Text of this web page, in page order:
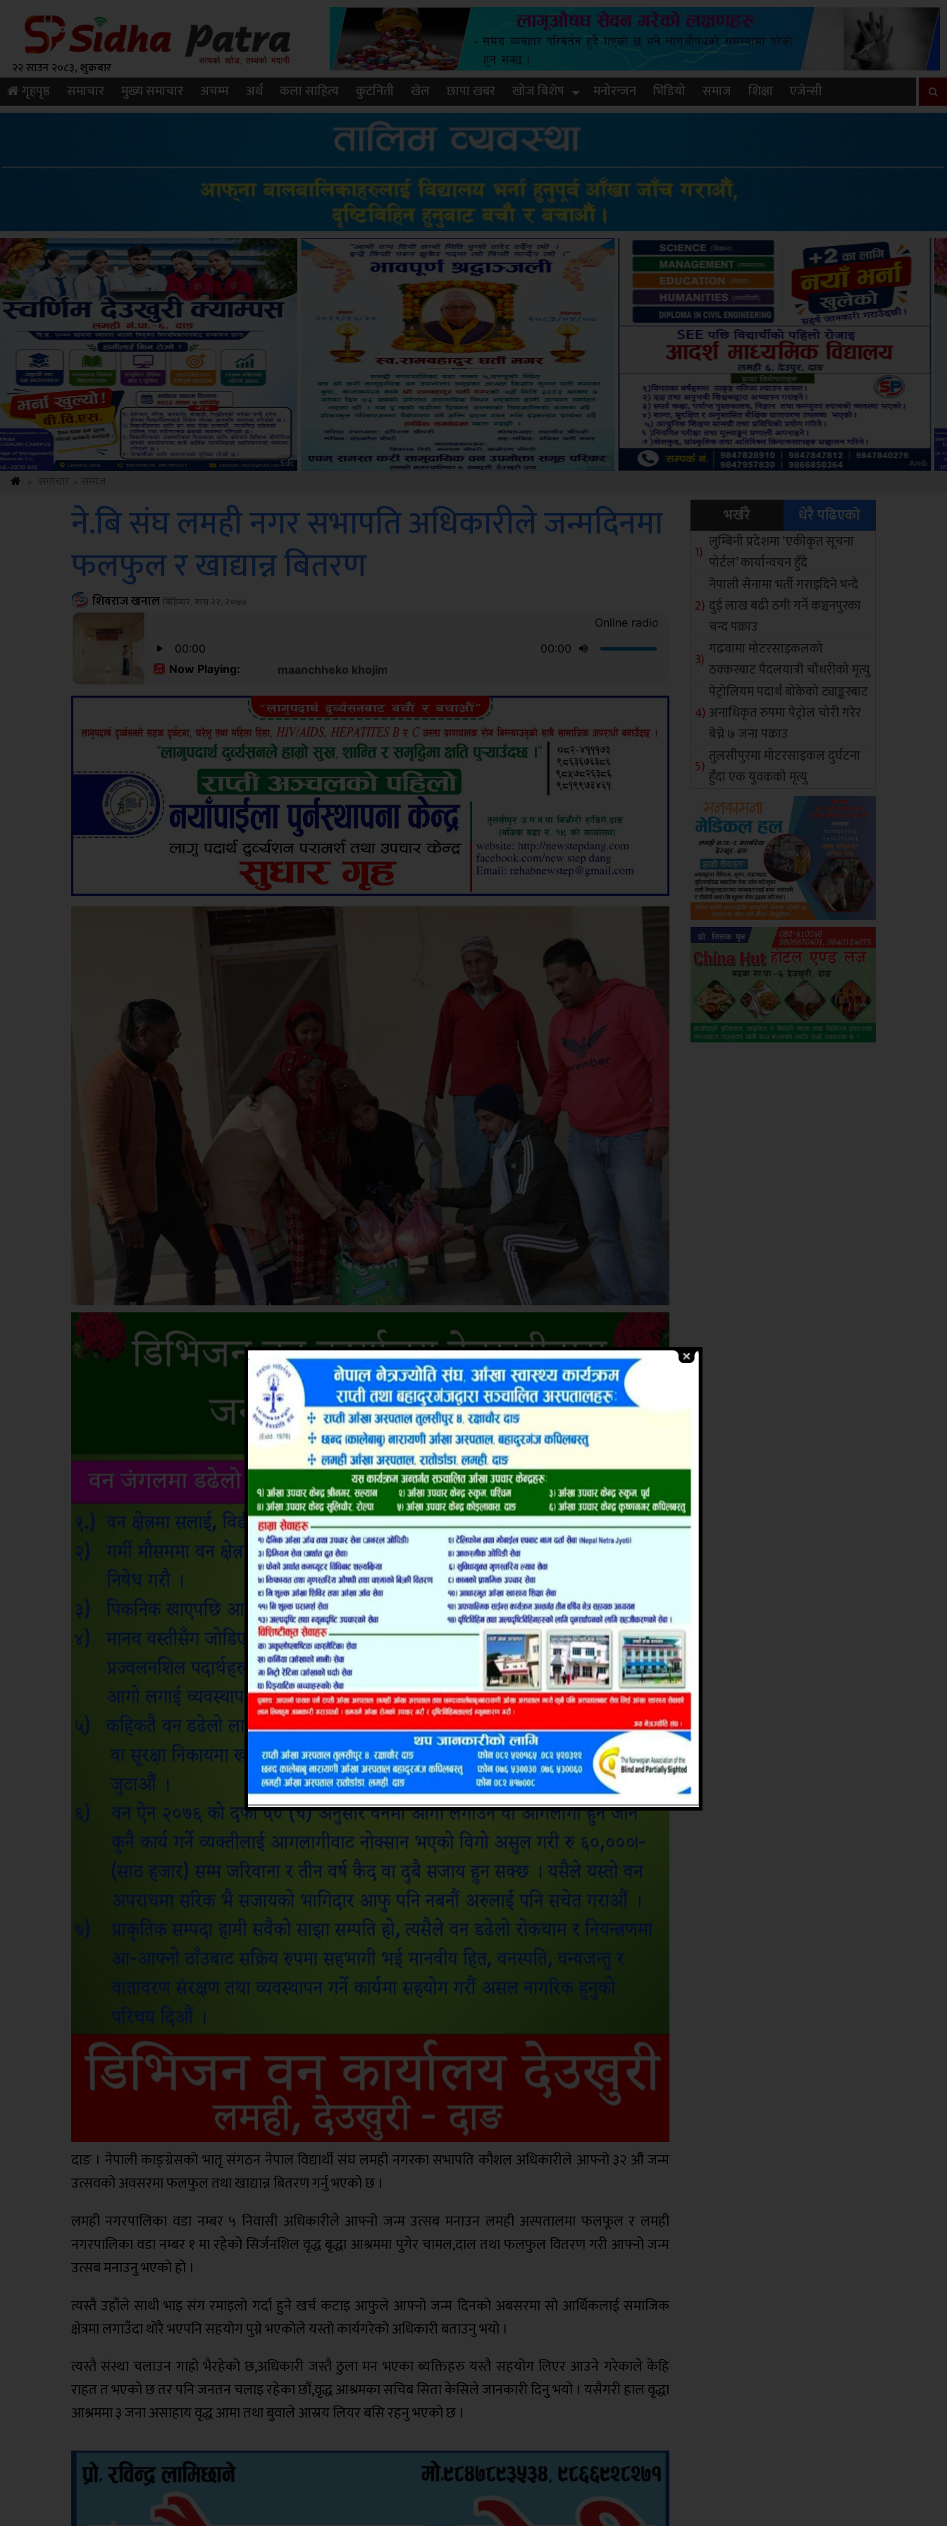
२२ साउन २०८३, शुक्रबार
गृहपृष्ठ समाचार मुख्य समाचार अचम्म अर्थ कला साहित्य कुटनिती खेल छापा खबर खोज बिशेष मनोरन्जन भिडियो समाज शिक्षा एजेन्सी
ksbus Sdc
ने.बि संघ लमही नगर सभापति अधिकारीले जन्मदिनमा
फलफुल र खाद्यान्न बितरण
शिवराज खनालबिहिबार, माघ २२, २०७७
दाङ । नेपाली काङ्ग्रेसको भातृ संगठन नेपाल विद्यार्थी संघ लमही नगरका सभापति कौशल अधिकारीले आफ्नो ३२ औं जन्म
उत्सवको अवसरमा फलफुल तथा खाद्यान्न बितरण गर्नु भएको छ ।
लमही नगरपालिका वडा नम्बर ५ निवासी अधिकारीले आफ्नो जन्म उत्सब मनाउन लमही अस्पतालमा फलफूल र लमही
नगरपालिका वडा नम्बर १ मा रहेको सिर्जनशिल वृद्ध बृद्धा आश्रममा पुगेर चामल,दाल तथा फलफुल वितरण गरी आफ्नो जन्म
उत्सब मनाउनु भएको हो ।
त्यस्तै उहाँले साथी भाइ संग रमाइलो गर्दा हुने खर्च कटाइ आफुले आफ्नो जन्म दिनको अबसरमा सो आर्थिकलाई समाजिक
क्षेत्रमा लगाउँदा थोरै भएपनि सहयोग पुग्ने भएकोले यस्तो कार्यगरेको अधिकारी बताउनु भयो ।
त्यस्तै संस्था चलाउन गाह्रो भैरहेको छ,अधिकारी जस्तै ठुला मन भएका ब्यक्तिहरु यस्तै सहयोग लिएर आउने गरेकाले केहि
राहत त भएको छ तर पनि जनतन चलाइ रहेका छौं,वृद्ध आश्रमका सचिब सिता केसिले जानकारी दिनु भयो । यसैगरी हाल वृद्धा
आश्रममा ३ जना असाहाय वृद्ध आमा तथा बुवाले आस्रय लियर बसि रहनु भएको छ ।
भर्खरै धेरै पढिएको
लुम्बिनी प्रदेशमा ‘एकीकृत सूचना
पोर्टल’ कार्यान्वयन हुँदै
नेपाली सेनामा भर्ती गराइदिने भन्दै
दुई लाख बढी ठगी गर्ने कञ्चनपुरका
चन्द पक्राउ
गढवामा मोटरसाइकलको
ठक्करबाट पैदलयात्री चौधरीको मृत्यु
पेट्रोलियम पदार्थ बोकेको ट्याङ्करबाट
अनाधिकृत रुपमा पेट्रोल चोरी गरेर
बेच्ने ७ जना पक्राउ
तुलसीपुरमा मोटरसाइकल दुर्घटना
हुँदा एक युवकको मृत्यु